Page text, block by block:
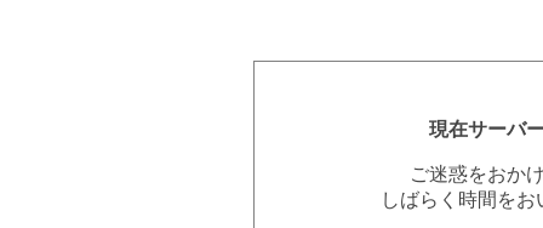
現在サーバ
ご迷惑をおか
しばらく時間を